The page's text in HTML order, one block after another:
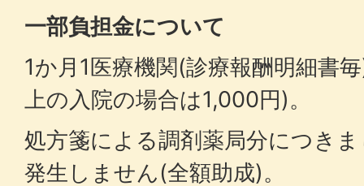
一部負担金について
1か月1医療機関(診療報酬明細書
上の入院の場合は1,000円)。
処方箋による調剤薬局分につき
発生しません(全額助成)。